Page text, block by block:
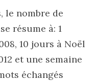
le nombre de
résume à: 1
10 jours à Noël
et une semaine
échangés